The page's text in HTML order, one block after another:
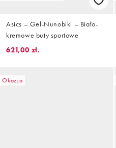
Asics – Gel-Nunobiki – Biało-
kremowe buty sportowe
621,00 zł.
Okazja